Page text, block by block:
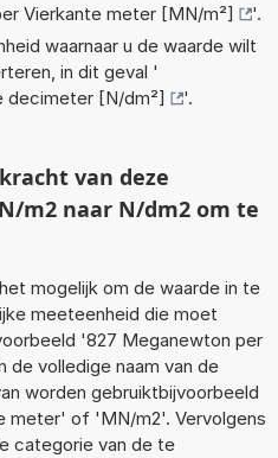
Vierkante meter [MN/m²]
'.
waarnaar u de waarde wilt
in dit geval '
decimeter [N/dm²]
'.
van deze
m2 naar N/dm2 om te
mogelijk om de waarde in te
meeteenheid die moet
'827 Meganewton per
de volledige naam van de
worden gebruiktbijvoorbeeld
meter' of 'MN/m2'. Vervolgens
categorie van de te